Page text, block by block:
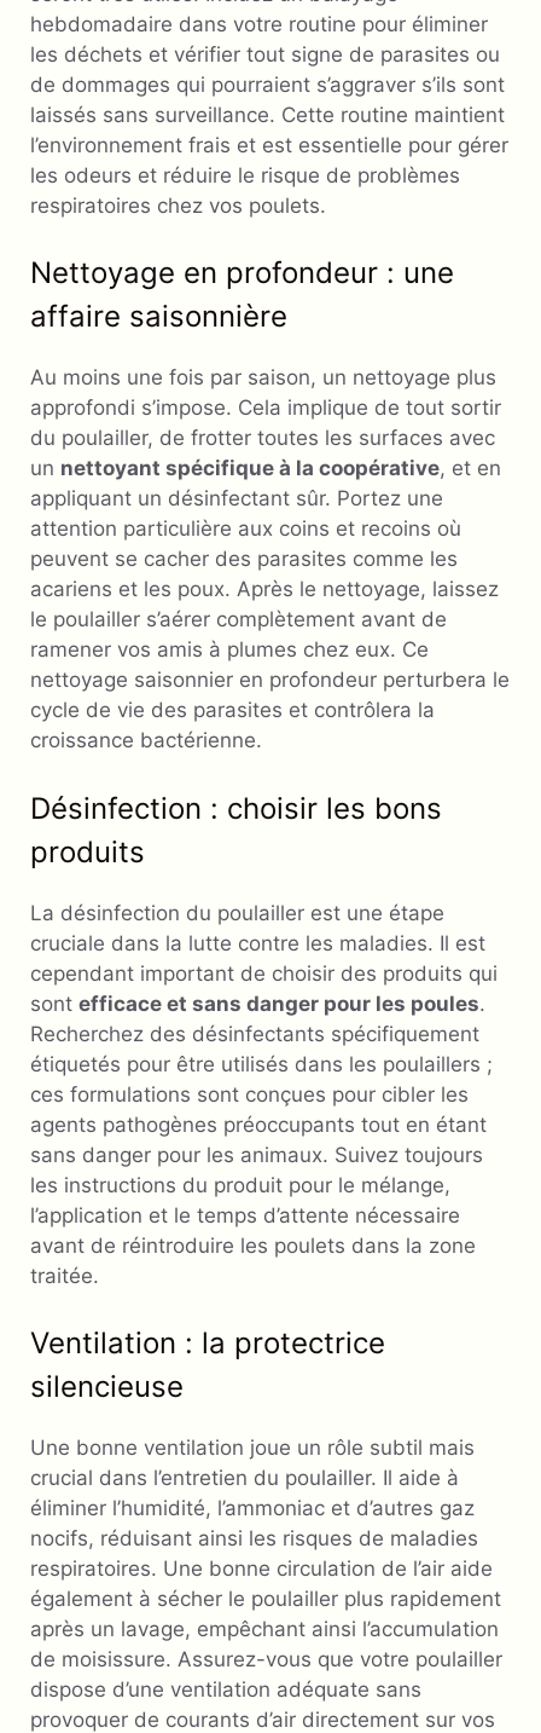
hebdomadaire dans votre routine pour éliminer
les déchets et vérifier tout signe de parasites ou
de dommages qui pourraient s’aggraver s’ils sont
laissés sans surveillance. Cette routine maintient
l’environnement frais et est essentielle pour gérer
les odeurs et réduire le risque de problèmes
respiratoires chez vos poulets.
Nettoyage en profondeur : une
affaire saisonnière
Au moins une fois par saison, un nettoyage plus
approfondi s’impose. Cela implique de tout sortir
du poulailler, de frotter toutes les surfaces avec
un nettoyant spécifique à la coopérative, et en
appliquant un désinfectant sûr. Portez une
attention particulière aux coins et recoins où
peuvent se cacher des parasites comme les
acariens et les poux. Après le nettoyage, laissez
le poulailler s’aérer complètement avant de
ramener vos amis à plumes chez eux. Ce
nettoyage saisonnier en profondeur perturbera le
cycle de vie des parasites et contrôlera la
croissance bactérienne.
Désinfection : choisir les bons
produits
La désinfection du poulailler est une étape
cruciale dans la lutte contre les maladies. Il est
cependant important de choisir des produits qui
sont efficace et sans danger pour les poules.
Recherchez des désinfectants spécifiquement
étiquetés pour être utilisés dans les poulaillers ;
ces formulations sont conçues pour cibler les
agents pathogènes préoccupants tout en étant
sans danger pour les animaux. Suivez toujours
les instructions du produit pour le mélange,
l’application et le temps d’attente nécessaire
avant de réintroduire les poulets dans la zone
traitée.
Ventilation : la protectrice
silencieuse
Une bonne ventilation joue un rôle subtil mais
crucial dans l’entretien du poulailler. Il aide à
éliminer l’humidité, l’ammoniac et d’autres gaz
nocifs, réduisant ainsi les risques de maladies
respiratoires. Une bonne circulation de l’air aide
également à sécher le poulailler plus rapidement
après un lavage, empêchant ainsi l’accumulation
de moisissure. Assurez-vous que votre poulailler
dispose d’une ventilation adéquate sans
provoquer de courants d’air directement sur vos